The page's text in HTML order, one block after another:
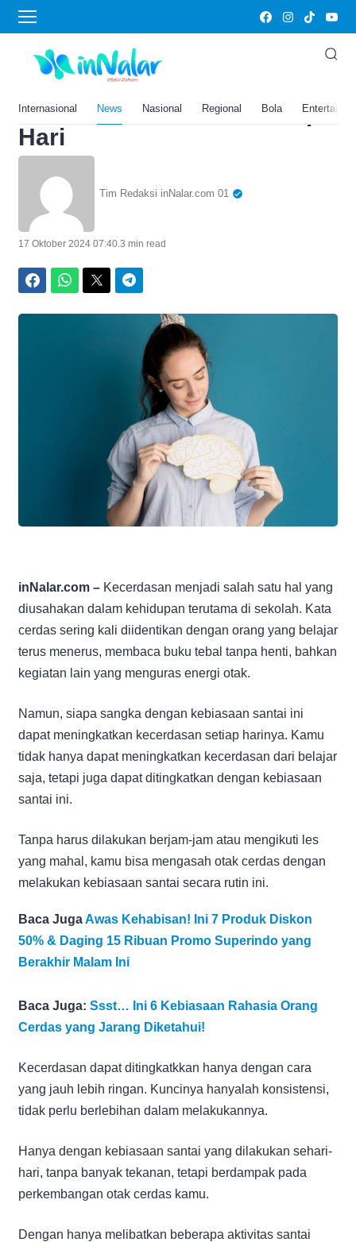
Internasional News Nasional Regional Bola
Home›Gaya Hidup
3 Kebiasaan Santai Tapi
Dahsyat untuk Membuat
Kamu Lebih Cerdas Setiap
Hari
Tim Redaksi inNalar.com 01
17 Oktober 2024 07:40.3 min read
inNalar.com – Kecerdasan menjadi salah satu hal yang
diusahakan dalam kehidupan terutama di sekolah. Kata
cerdas sering kali diidentikan dengan orang yang belajar
terus menerus, membaca buku tebal tanpa henti, bahkan
kegiatan lain yang menguras energi otak.
Namun, siapa sangka dengan kebiasaan santai ini
dapat meningkatkan kecerdasan setiap harinya. Kamu
tidak hanya dapat meningkatkan kecerdasan dari belajar
saja, tetapi juga dapat ditingkatkan dengan kebiasaan
santai ini.
Tanpa harus dilakukan berjam-jam atau mengikuti les
yang mahal, kamu bisa mengasah otak cerdas dengan
melakukan kebiasaan santai secara rutin ini.
Baca JugaAwas Kehabisan! Ini 7 Produk Diskon
50% & Daging 15 Ribuan Promo Superindo yang
Berakhir Malam Ini
Baca Juga: Ssst… Ini 6 Kebiasaan Rahasia Orang
Cerdas yang Jarang Diketahui!
Kecerdasan dapat ditingkatkkan hanya dengan cara
yang jauh lebih ringan. Kuncinya hanyalah konsistensi,
tidak perlu berlebihan dalam melakukannya.
Hanya dengan kebiasaan santai yang dilakukan sehari-
hari, tanpa banyak tekanan, tetapi berdampak pada
perkembangan otak cerdas kamu.
Dengan hanya melibatkan beberapa aktivitas santai